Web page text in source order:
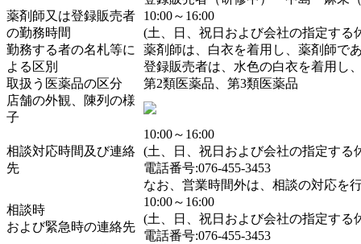
薬剤師又は登録販売者
の勤務時間
10:00～16:00
(土、日、祝日および会社の指定する
勤務する者の名札等に
よる区別
薬剤師は、白衣を着用し、薬剤師で
登録販売者は、水色の白衣を着用し
取扱う医薬品の区分
第2類医薬品、第3類医薬品
店舗の外観、陳列の様
子
相談対応時間及び連絡
先
10:00～16:00
(土、日、祝日および会社の指定する
電話番号:076-455-3453
なお、営業時間外は、相談の対応を
相談時
および緊急時の連絡先
10:00～16:00
(土、日、祝日および会社の指定する
電話番号:076-455-3453